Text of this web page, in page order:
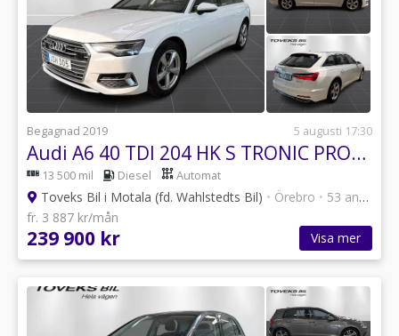
Begagnad 2019 5 augusti 17:30
Audi A6 40 TDI 204 HK S TRONIC PROLINE SPORT DRAG
13 500 mil Diesel Automat
Toveks Bil i Motala (fd. Wahlstedts Bil) • Örebro • 53 annonser
fr. 3 887 kr/mån
239 900 kr Visa mer